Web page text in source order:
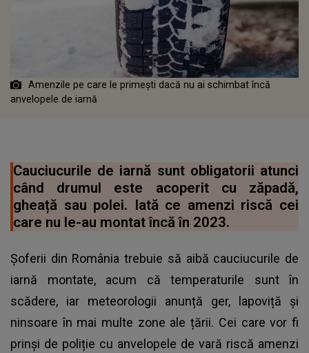
Amenzile pe care le primești dacă nu ai schimbat încă
anvelopele de iarnă
Cauciucurile de iarnă sunt obligatorii atunci
când drumul este acoperit cu zăpadă,
gheață sau polei. Iată ce amenzi riscă cei
care nu le-au montat încă în 2023.
Șoferii din România trebuie să aibă cauciucurile de
iarnă montate, acum că temperaturile sunt în
scădere, iar meteorologii anunță ger, lapoviță și
ninsoare în mai multe zone ale țării. Cei care vor fi
prinși de poliție cu anvelopele de vară riscă amenzi